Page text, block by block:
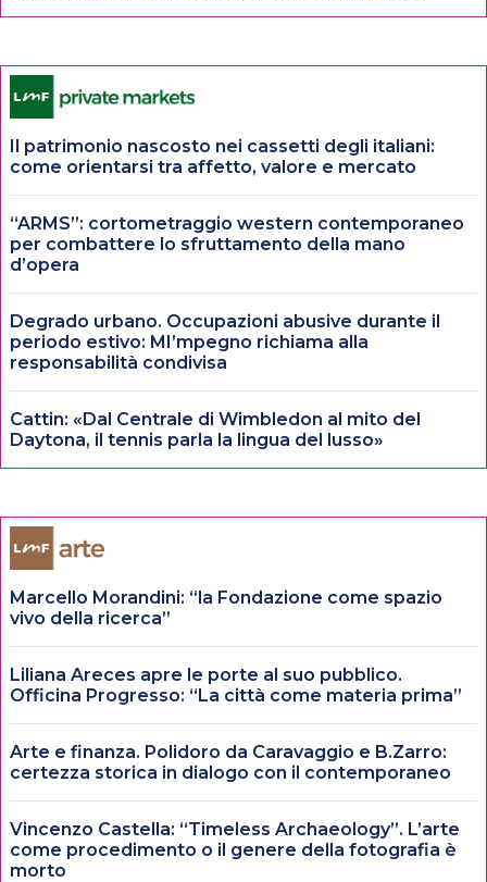
Il patrimonio nascosto nei cassetti degli italiani:
come orientarsi tra affetto, valore e mercato
“ARMS”: cortometraggio western contemporaneo
per combattere lo sfruttamento della mano
d’opera
Degrado urbano. Occupazioni abusive durante il
periodo estivo: MI’mpegno richiama alla
responsabilità condivisa
Cattin: «Dal Centrale di Wimbledon al mito del
Daytona, il tennis parla la lingua del lusso»
Marcello Morandini: “la Fondazione come spazio
vivo della ricerca”
Liliana Areces apre le porte al suo pubblico.
Officina Progresso: “La città come materia prima”
Arte e finanza. Polidoro da Caravaggio e B.Zarro:
certezza storica in dialogo con il contemporaneo
Vincenzo Castella: “Timeless Archaeology”. L’arte
come procedimento o il genere della fotografia è
morto